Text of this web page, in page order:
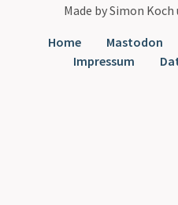
Made by Simon Koch
Home
Mastodon
Impressum